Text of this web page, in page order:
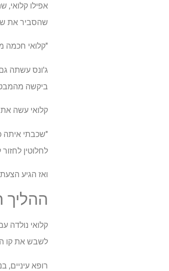
אפילו קלואי,
שהסביר את
"קלואי חכמה
ג'ונס עשתה
ביקשה
קלואי עשה
"שכבתי איתה
לחלוטין
ואז הגיע
ההליך
קלואי נולדה
לשבש את קו
רופא עיניים,